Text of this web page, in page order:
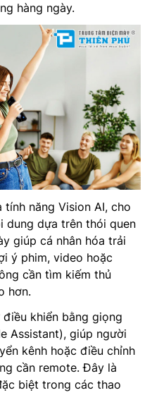
hàng ngày.
năng Vision AI, cho
dung dựa trên thói quen
giúp cá nhân hóa trải
ý phim, video hoặc
cần tìm kiếm thủ
hơn.
khiển bằng giọng
Assistant), giúp người
kênh hoặc điều chỉnh
cần remote. Đây là
biệt trong các thao